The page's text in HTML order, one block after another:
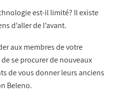
est-il limité? Il existe
d’aller de l’avant.
aux membres de votre
se procurer de nouveaux
de vous donner leurs anciens
Beleno.